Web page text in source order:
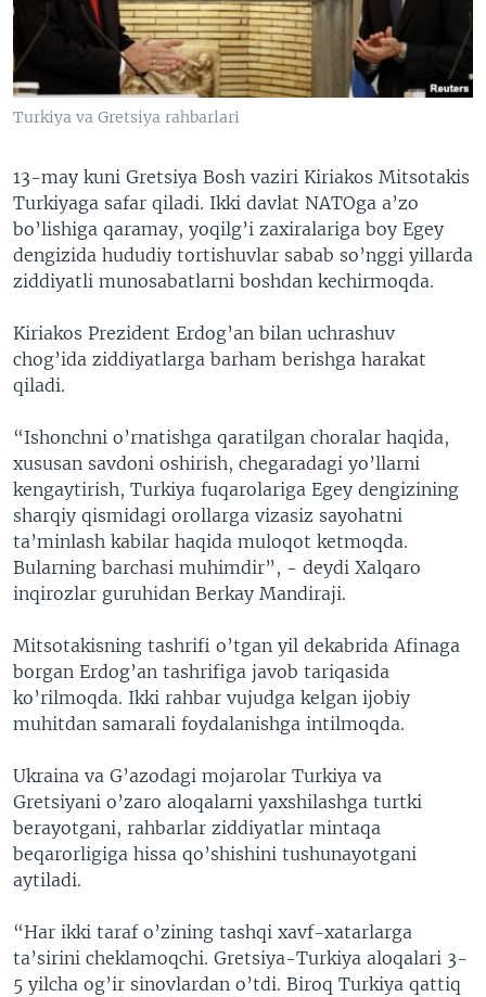
XABARLAR SURATLARDA
ODNOKLASSNIKI
TWITTER
Turkiya va Gretsiya rahbarlari
13-may kuni Gretsiya Bosh vaziri Kiriakos Mitsotakis
Turkiyaga safar qiladi. Ikki davlat NATOga a’zo
bo’lishiga qaramay, yoqilg’i zaxiralariga boy Egey
dengizida hududiy tortishuvlar sabab so’nggi yillarda
ziddiyatli munosabatlarni boshdan kechirmoqda.
Kiriakos Prezident Erdog’an bilan uchrashuv
chog’ida ziddiyatlarga barham berishga harakat
qiladi.
“Ishonchni o’rnatishga qaratilgan choralar haqida,
xususan savdoni oshirish, chegaradagi yo’llarni
kengaytirish, Turkiya fuqarolariga Egey dengizining
sharqiy qismidagi orollarga vizasiz sayohatni
ta’minlash kabilar haqida muloqot ketmoqda.
Bularning barchasi muhimdir”, - deydi Xalqaro
inqirozlar guruhidan Berkay Mandiraji.
Mitsotakisning tashrifi o’tgan yil dekabrida Afinaga
borgan Erdog’an tashrifiga javob tariqasida
ko’rilmoqda. Ikki rahbar vujudga kelgan ijobiy
muhitdan samarali foydalanishga intilmoqda.
Ukraina va G’azodagi mojarolar Turkiya va
Gretsiyani o’zaro aloqalarni yaxshilashga turtki
berayotgani, rahbarlar ziddiyatlar mintaqa
beqarorligiga hissa qo’shishini tushunayotgani
aytiladi.
“Har ikki taraf o’zining tashqi xavf-xatarlarga
ta’sirini cheklamoqchi. Gretsiya-Turkiya aloqalari 3-
5 yilcha og’ir sinovlardan o’tdi. Biroq Turkiya qattiq